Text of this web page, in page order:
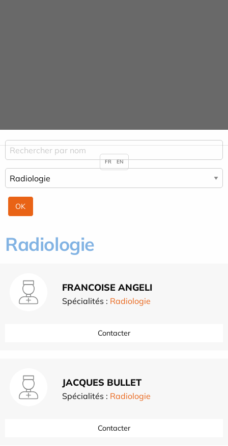
Radiologie
FRANCOISE ANGELI
Spécialités : Radiologie
Contacter
JACQUES BULLET
Spécialités : Radiologie
Contacter
FR EN